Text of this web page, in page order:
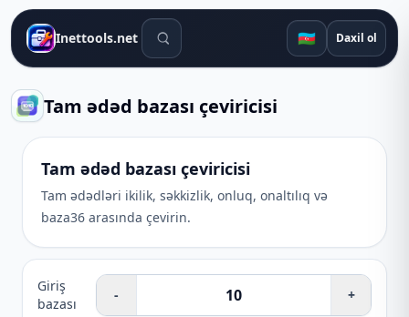
Inettools.net Axtarış alətləri 🇦🇿 Daxil ol
Tam ədəd bazası çeviricisi
Tam ədəd bazası çeviricisi
Tam ədədləri ikilik, səkkizlik, onluq, onaltılıq və
baza36 arasında çevirin.
Giriş
bazası
- +